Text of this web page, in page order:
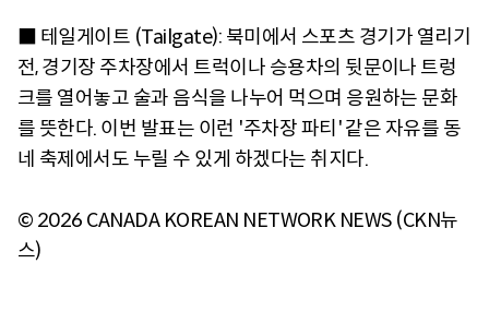
■ 테일게이트 (Tailgate): 북미에서 스포츠 경기가 열리기
전, 경기장 주차장에서 트럭이나 승용차의 뒷문이나 트렁
크를 열어놓고 술과 음식을 나누어 먹으며 응원하는 문화
를 뜻한다. 이번 발표는 이런 '주차장 파티' 같은 자유를 동
네 축제에서도 누릴 수 있게 하겠다는 취지다.
© 2026 CANADA KOREAN NETWORK NEWS (CKN뉴
스)